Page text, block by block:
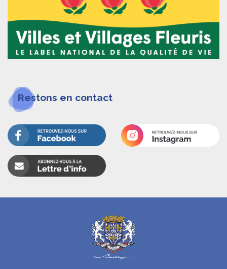
Restons en contact